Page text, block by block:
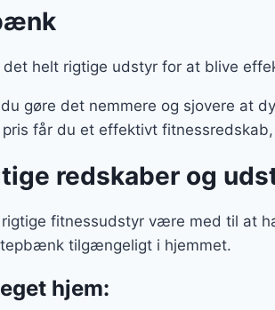
helt rigtige udstyr for at blive
gøre det nemmere og sjovere at
får du et effektivt
redskaber og
fitnessudstyr være med til at
tilgængeligt i hjemmet.
hjem: